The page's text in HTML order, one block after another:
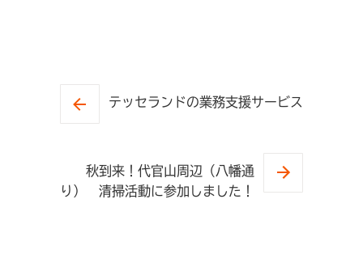
テッセランドの業務支援サービス
秋到来！代官山周辺（八幡通
り） 清掃活動に参加しました！